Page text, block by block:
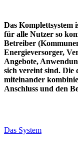
Das Komplettsystem
für alle Nutzer so
Betreiber
Energieversorger,
Angebote,
sich vereint sind. Die
miteinander
Anschluss und den
Das System